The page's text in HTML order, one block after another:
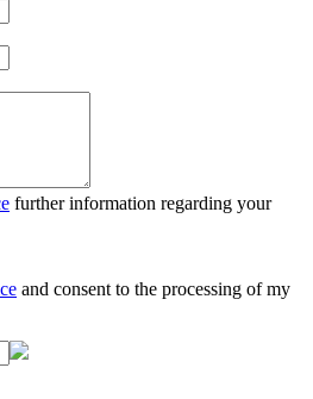
further information regarding your
and consent to the processing of my